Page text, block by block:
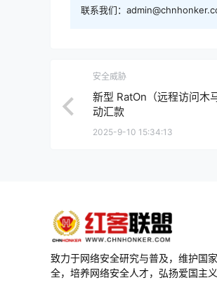
联系我们：
安全威胁
新型 RatOn（远程访问木
动汇款
2025-9-10 15:34:13
致力于网络安全研究与普及，维护国
全，培养网络安全人才，弘扬爱国主义